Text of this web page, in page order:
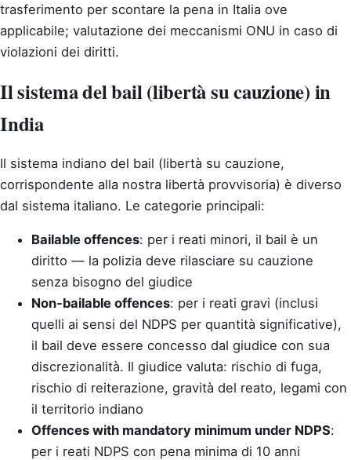
trasferimento per scontare la pena in Italia ove
applicabile; valutazione dei meccanismi ONU in caso di
violazioni dei diritti.
Il sistema del bail (libertà su cauzione) in
India
Il sistema indiano del bail (libertà su cauzione,
corrispondente alla nostra libertà provvisoria) è diverso
dal sistema italiano. Le categorie principali:
Bailable offences: per i reati minori, il bail è un
diritto — la polizia deve rilasciare su cauzione
senza bisogno del giudice
Non-bailable offences: per i reati gravi (inclusi
quelli ai sensi del NDPS per quantità significative),
il bail deve essere concesso dal giudice con sua
discrezionalità. Il giudice valuta: rischio di fuga,
rischio di reiterazione, gravità del reato, legami con
il territorio indiano
Offences with mandatory minimum under NDPS:
per i reati NDPS con pena minima di 10 anni